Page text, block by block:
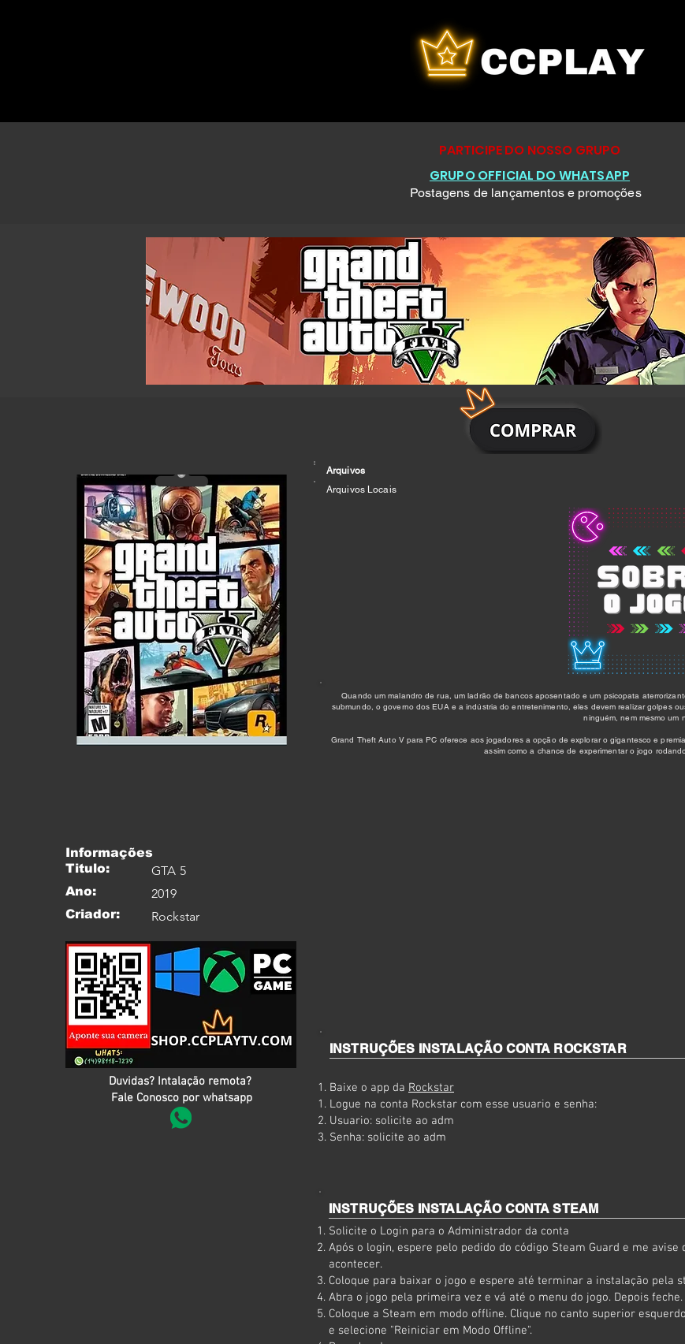
PARTICIPE DO NOSSO GRUPO
GRUPO OFFICIAL DO WHATSAPP
Postagens de lançamentos e promoções
Arquivos
Arquivos Locais
Quando um malandro de rua, um ladrão de bancos aposentado e um psicopata
submundo, o governo dos EUA e a indústria do entretenimento, eles devem realizar golpes
ninguém, nem mesmo um
Grand Theft Auto V para PC oferece aos jogadores a opção de explorar o gigantesco e
assim como a chance de experimentar o jogo
INSTRUÇÕES INSTALAÇÃO CONTA ROCKSTAR
Baixe o app da Rockstar
Logue na conta Rockstar com esse usuario e senha:
Usuario: solicite ao adm
Senha: solicite ao adm
INSTRUÇÕES INSTALAÇÃO CONTA STEAM
Solicite o Login para o Administrador da conta
Após o login, espere pelo pedido do código Steam Guard e me avise
acontecer.
Coloque para baixar o jogo e espere até terminar a instalação pela
Abra o jogo pela primeira vez e vá até o menu do jogo. Depois feche.
Coloque a Steam em modo offline. Clique no canto superior
e selecione "Reiniciar em Modo Offline".
Informações
Titulo:
GTA 5
Ano: 2019
Criador: Rockstar
Duvidas? Intalação remota?
Fale Conosco por whatsapp